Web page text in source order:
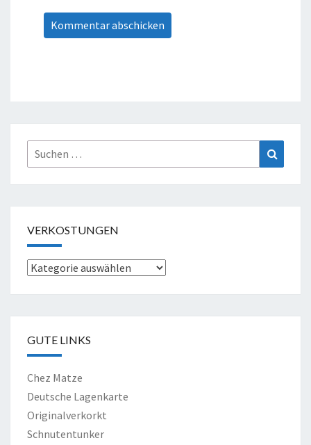
Suche
nach:
VERKOSTUNGEN
Verkostungen
GUTE LINKS
Chez Matze
Deutsche Lagenkarte
Originalverkorkt
Schnutentunker